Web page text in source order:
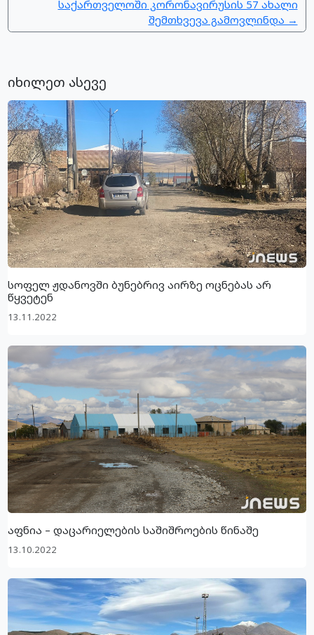
საქართველოში კორონავირუსის 57 ახალი
შემთხვევა გამოვლინდა →
იხილეთ ასევე
სოფელ ჟდანოვში ბუნებრივ აირზე ოცნებას არ
წყვეტენ
13.11.2022
აფნია – დაცარიელების საშიშროების წინაშე
13.10.2022